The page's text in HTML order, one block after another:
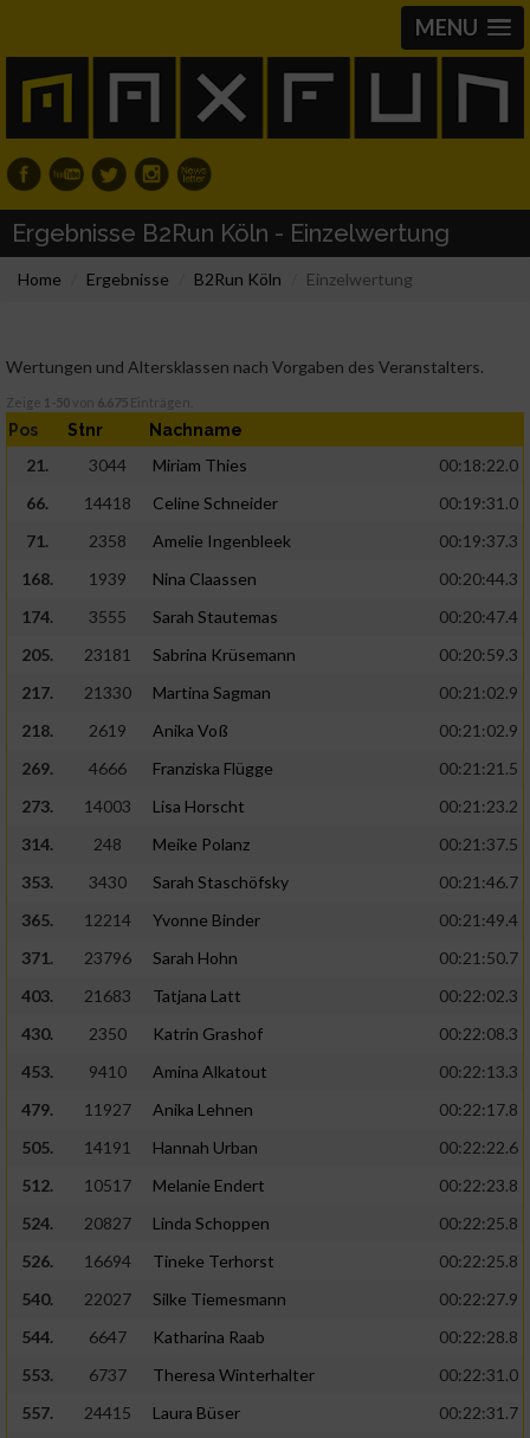
MENU
Ergebnisse B2Run Köln - Einzelwertung
Home Ergebnisse B2Run Köln Einzelwertung
Wertungen und Altersklassen nach Vorgaben des Veranstalters.
Zeige 1-50 von 6.675 Einträgen.
Pos Stnr Nachname
21. 3044 Miriam Thies
00:18:22.0
66.
14418 Celine Schneider
00:19:31.0
71.
2358 Amelie Ingenbleek
00:19:37.3
168.
1939 Nina Claassen
00:20:44.3
174.
3555 Sarah Stautemas
00:20:47.4
205.
23181 Sabrina Krüsemann
00:20:59.3
217.
21330 Martina Sagman
00:21:02.9
218.
2619 Anika Voß
00:21:02.9
269.
4666 Franziska Flügge
00:21:21.5
273.
14003 Lisa Horscht
00:21:23.2
314.
248 Meike Polanz
00:21:37.5
353.
3430 Sarah Staschöfsky
00:21:46.7
365.
12214 Yvonne Binder
00:21:49.4
371.
23796 Sarah Hohn
00:21:50.7
403.
21683 Tatjana Latt
00:22:02.3
430.
2350 Katrin Grashof
00:22:08.3
453.
9410 Amina Alkatout
00:22:13.3
479.
11927 Anika Lehnen
00:22:17.8
505.
14191 Hannah Urban
00:22:22.6
512.
10517 Melanie Endert
00:22:23.8
524.
20827 Linda Schoppen
00:22:25.8
526.
16694 Tineke Terhorst
00:22:25.8
540.
22027 Silke Tiemesmann
00:22:27.9
544.
6647 Katharina Raab
00:22:28.8
553.
6737 Theresa Winterhalter
00:22:31.0
557.
24415 Laura Büser
00:22:31.7